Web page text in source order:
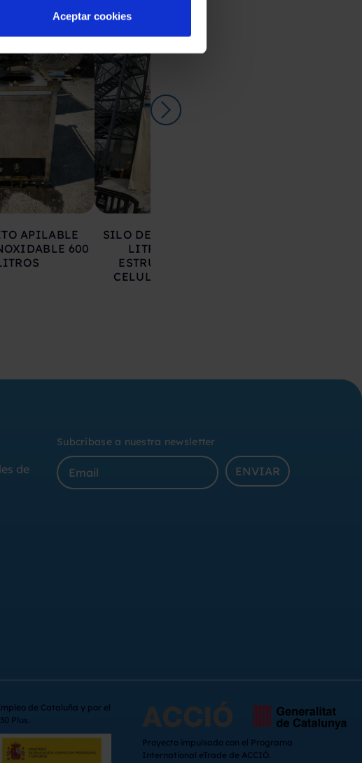
Aceptar cookies
APILABLE
600
SILO DE HIERRO 17.000
LITROS SOBRE
ESTRUCTURA CON
CELULAS DE CARGA
de
Subcribase a nuestra newsletter
ENVIAR
de Cataluña y por el
Plus.
Proyecto impulsado con el Programa
International eTrade de ACCIÓ.